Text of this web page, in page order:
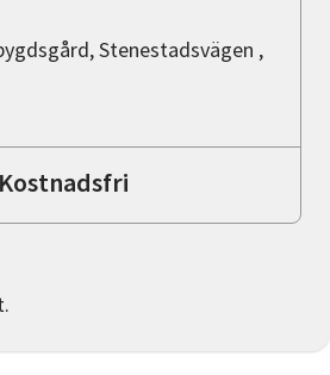
Stenestadsvägen ,
Kostnadsfri